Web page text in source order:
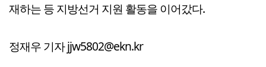
재하는 등 지방선거 지원 활동을 이어갔다.
정재우 기자 jjw5802@ekn.kr